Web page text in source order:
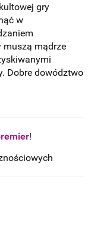
gry
w
muszą mądrze
Dobre dowództwo
!